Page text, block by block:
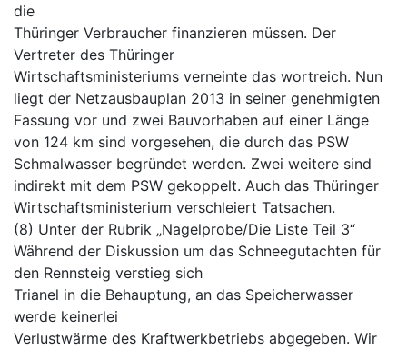
die
Thüringer Verbraucher finanzieren müssen. Der
Vertreter des Thüringer
Wirtschaftsministeriums verneinte das wortreich. Nun
liegt der Netzausbauplan 2013 in seiner genehmigten
Fassung vor und zwei Bauvorhaben auf einer Länge
von 124 km sind vorgesehen, die durch das PSW
Schmalwasser begründet werden. Zwei weitere sind
indirekt mit dem PSW gekoppelt. Auch das Thüringer
Wirtschaftsministerium verschleiert Tatsachen.
(8) Unter der Rubrik „Nagelprobe/Die Liste Teil 3“
Während der Diskussion um das Schneegutachten für
den Rennsteig verstieg sich
Trianel in die Behauptung, an das Speicherwasser
werde keinerlei
Verlustwärme des Kraftwerkbetriebs abgegeben. Wir